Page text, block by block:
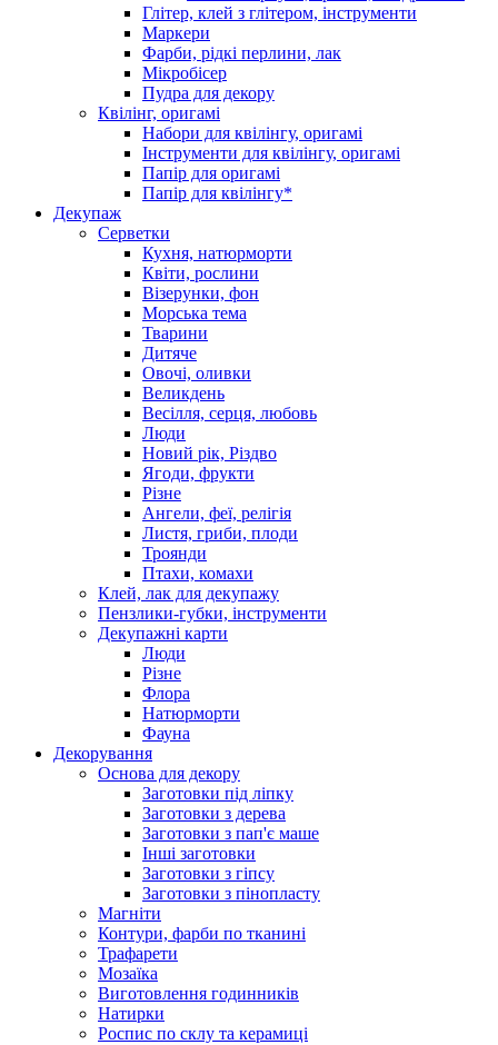
Глітер, клей з глітером, інструменти
Маркери
Фарби, рідкі перлини, лак
Мікробісер
Пудра для декору
Квілінг, оригамі
Набори для квілінгу, оригамі
Інструменти для квілінгу, оригамі
Папір для оригамі
Папір для квілінгу*
Декупаж
Серветки
Кухня, натюрморти
Квіти, рослини
Візерунки, фон
Морська тема
Тварини
Дитяче
Овочі, оливки
Великдень
Весілля, серця, любовь
Люди
Новий рік, Різдво
Ягоди, фрукти
Різне
Ангели, феї, релігія
Листя, гриби, плоди
Троянди
Птахи, комахи
Клей, лак для декупажу
Пензлики-губки, інструменти
Декупажні карти
Люди
Різне
Флора
Натюрморти
Фауна
Декорування
Основа для декору
Заготовки під ліпку
Заготовки з дерева
Заготовки з пап'є маше
Інші заготовки
Заготовки з гіпсу
Заготовки з пінопласту
Магніти
Контури, фарби по тканині
Трафарети
Мозаїка
Виготовлення годинників
Натирки
Роспис по склу та керамиці